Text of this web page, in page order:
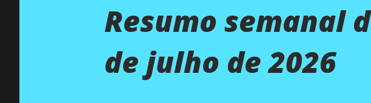
Resumo semanal
de julho de 2026